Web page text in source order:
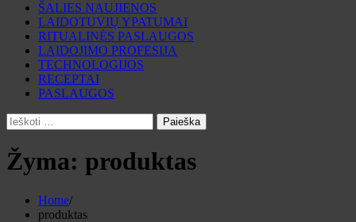
ŠALIES NAUJIENOS
LAIDOTUVIŲ YPATUMAI
RITUALINĖS PASLAUGOS
LAIDOJIMO PROFESIJA
TECHNOLOGIJOS
RECEPTAI
PASLAUGOS
Ieškoti:
Žyma: produktas
Home
produktas